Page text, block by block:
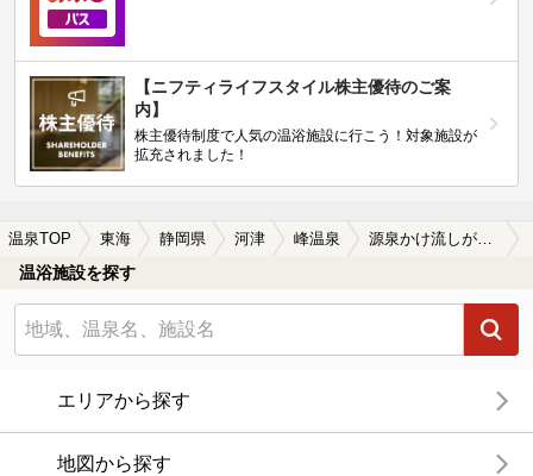
【ニフティライフスタイル株主優待のご案
内】
株主優待制度で人気の温浴施設に行こう！対象施設が
拡充されました！
温泉TOP 東海 静岡県 河津 峰温泉 源泉かけ流しが楽しめる峰温泉の温泉、日帰り温泉、スーパー銭湯おすすめ
温浴施設を探す
エリアから探す
地図から探す